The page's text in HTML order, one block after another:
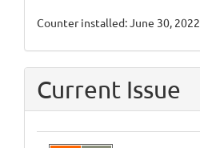
Counter installed: June 30, 2022
Current Issue